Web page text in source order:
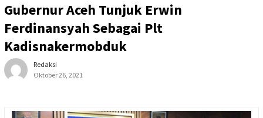
Gubernur Aceh Tunjuk Erwin
Ferdinansyah Sebagai Plt
Kadisnakermobduk
Redaksi
Oktober 26, 2021